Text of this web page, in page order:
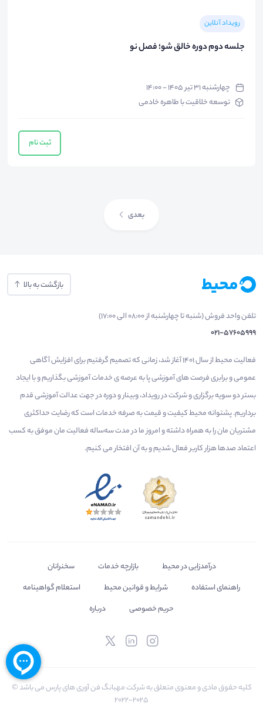
رویداد آنلاین
جلسه دوم دوره خالق شو؛ فصل نو
چهارشنبه ۳۱ تیر ۱۴۰۵ - ۱۴:۰۰
توسعه خلاقیت با طاهره خادمی
ثبت نام
بعدی
بازگشت به بالا
تلفن واحد فروش (شنبه تا چهارشنبه از 08:00 الی 17:00)
021-57605999
فعالیت محیط از سال 1401 آغاز شد، زمانی که تصمیم گرفتیم برای افزایش آگاهی
عمومی و برابری فرصت های آموزشی پا به عرصه ی خدمات آموزشی بگذاریم و با ایجاد
بستر دو سویه برگزاری و شرکت در رویداد، وبینار و دوره در جهت عدالت آموزشی قدم
برداریم. پشتوانه محیط کیفیت و قیمت به صرفه خدمات است که رضایت حداکثری
مشتریان مان را به همراه داشته و امروز ما در مدت سه‌ساله فعالیت مان موفق به کسب
اعتماد صدها هزار کاربر فعال شدیم و به آن افتخار می‌ کنیم.
درآمدزایی در محیط بازارچه خدمات
سخنرانان
راهنمای استفاده
شرایط و قوانین محیط
استعلام گواهینامه
حریم خصوصی
درباره
کلیه حقوق مادی و معنوی متعلق به شرکت مهبانگ فن آوری های پارس می باشد ©
2025-2022